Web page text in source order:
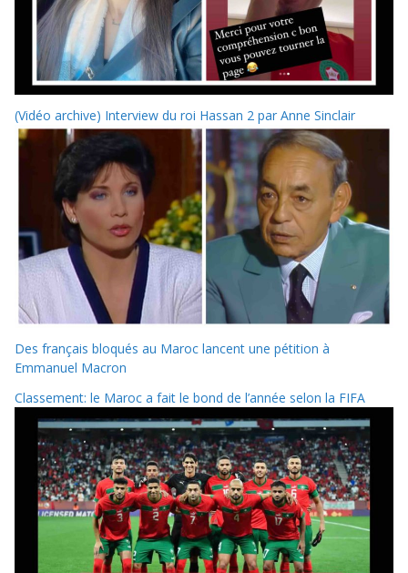
(Vidéo archive) Interview du roi Hassan 2 par Anne Sinclair
Des français bloqués au Maroc lancent une pétition à
Emmanuel Macron
Classement: le Maroc a fait le bond de l’année selon la FIFA